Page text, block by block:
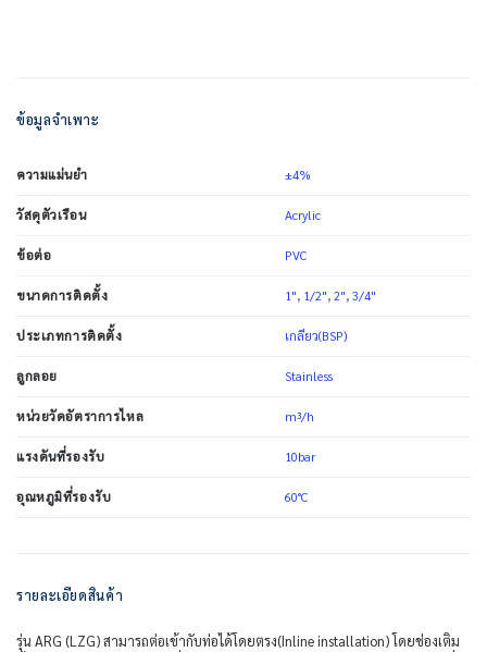
ข้อมูลจำเพาะ
ความแม่นยำ ±4%
วัสดุตัวเรือน Acrylic
ข้อต่อ PVC
ขนาดการติดตั้ง 1", 1/2", 2", 3/4"
ประเภทการติดตั้ง เกลียว(BSP)
ลูกลอย Stainless
หน่วยวัดอัตราการไหล m³/h
แรงดันที่รองรับ 10bar
อุณหภูมิที่รองรับ 60°C
รายละเอียดสินค้า
รุ่น ARG (LZG) สามารถต่อเข้ากับท่อได้โดยตรง(Inline installation) โดยช่องเติม